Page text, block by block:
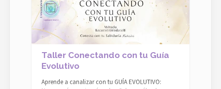
Taller Conectando con tu Guía
Evolutivo
Aprende a canalizar con tu GUÍA EVOLUTIVO: